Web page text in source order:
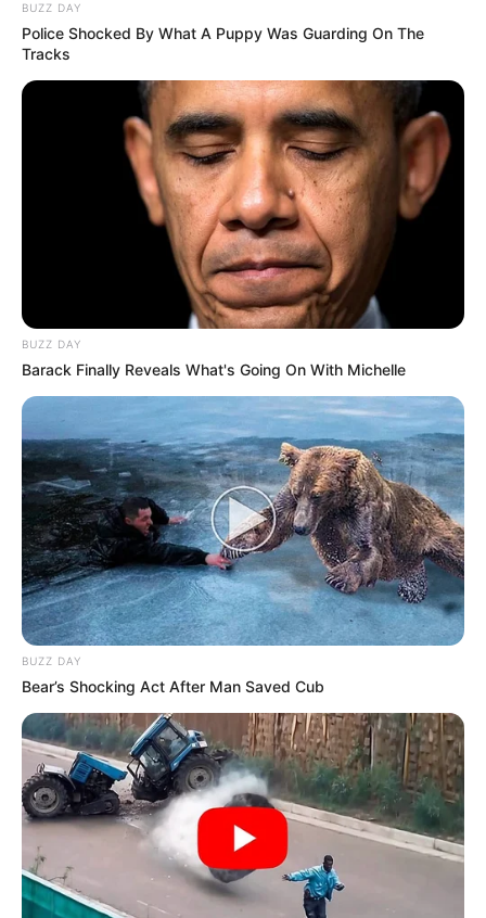
BUZZ DAY
Police Shocked By What A Puppy Was Guarding On The
Tracks
BUZZ DAY
Barack Finally Reveals What's Going On With Michelle
BUZZ DAY
Bear’s Shocking Act After Man Saved Cub